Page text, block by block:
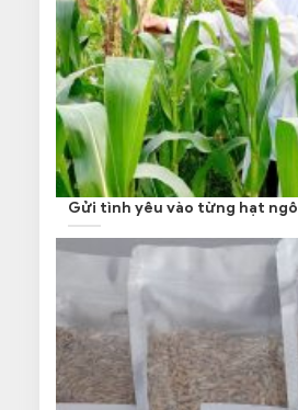
Gửi tình yêu vào từng hạt ngô